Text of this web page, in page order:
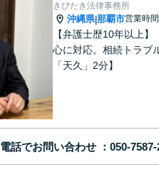
きびたき法律事務所
沖縄県|那覇市営業時
【弁護士歴10年以上
心に対応。相続トラブ
「天久」2分】
電話でお問い合わせ